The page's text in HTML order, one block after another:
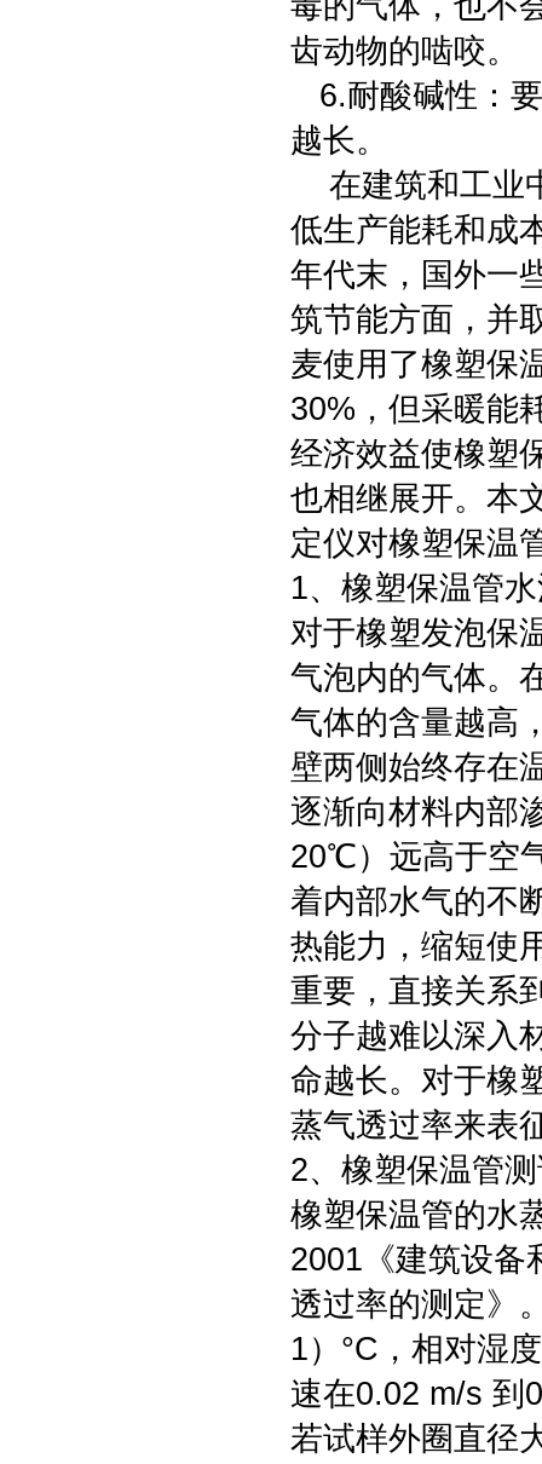
齿动物的啮咬。
6.耐酸碱性：
越长。
在建筑和工业
低生产能耗和成
年代末，国外一
筑节能方面，并
麦使用了橡塑保
30%，但采暖能
经济效益使橡塑
也相继展开。本
定仪对橡塑保温
1、橡塑保温管
对于橡塑发泡保
气泡内的气体。
气体的含量越高
壁两侧始终存在
逐渐向材料内部
20℃）远高于空
着内部水气的不
热能力，缩短使
重要，直接关系
分子越难以深入
命越长。对于橡
蒸气透过率来表
2、橡塑保温管
橡塑保温管的水
2001《建筑设备
透过率的测定》
1）°C，相对湿
速在0.02 m/s 到
若试样外圈直径